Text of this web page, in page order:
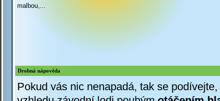
malbou,...
Drobná nápověda
Pokud vás nic nenapadá, tak se